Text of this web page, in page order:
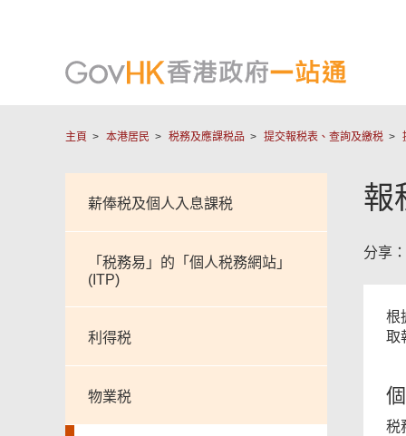
主頁 本港居民 税務及應課税品 提交報税表、查詢及繳税
薪俸税及個人入息課税
「税務易」的「個人税務網站」
(ITP)
利得税
物業税
報
分享：
根
取
税